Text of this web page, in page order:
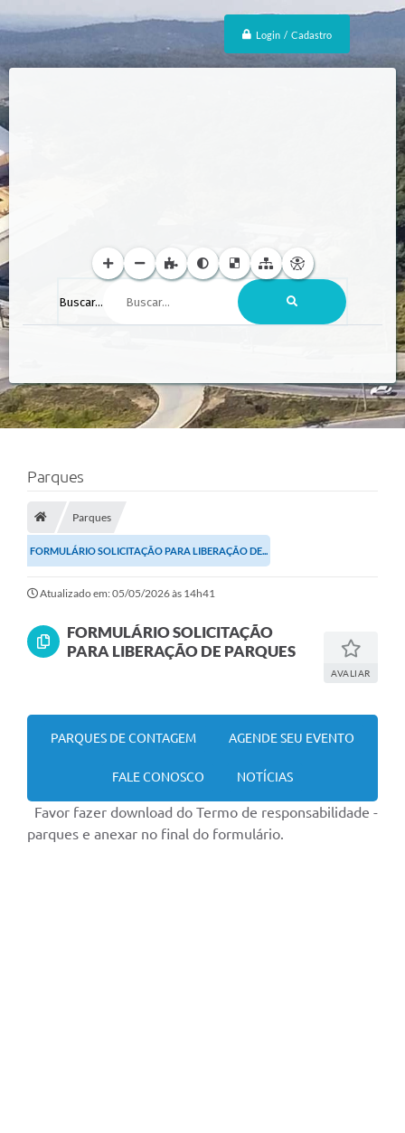
Login / Cadastro
Buscar...
Parques
Parques
FORMULÁRIO SOLICITAÇÃO PARA LIBERAÇÃO DE...
Atualizado em: 05/05/2026 às 14h41
FORMULÁRIO SOLICITAÇÃO
PARA LIBERAÇÃO DE PARQUES
AVALIAR
PARQUES DE CONTAGEM AGENDE SEU EVENTO
FALE CONOSCO NOTÍCIAS
Favor fazer download do Termo de responsabilidade -
parques e anexar no final do formulário.